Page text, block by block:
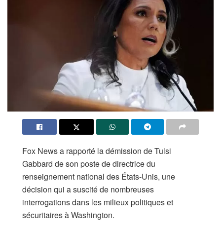
Fox News a rapporté la démission de Tulsi
Gabbard de son poste de directrice du
renseignement national des États-Unis, une
décision qui a suscité de nombreuses
interrogations dans les milieux politiques et
sécuritaires à Washington.